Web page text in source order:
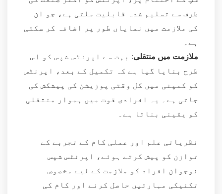
طرف سے تسلیم شدہ قابلیت ملتی ہے، جو ان
کی ملازمت میں نمایاں طور پر اضافہ کر سکتی
ہے۔
ملازمت میں منتقلی: بہت سے اپرنٹس شپس کو اس
طرح بنایا گیا ہے کہ تکمیل کے بعد، اپرنٹس
کو کمپنی میں کل وقتی پوزیشن کی پیشکش کی
جاتی ہے۔ یہ افرادی قوت میں ہموار منتقلی
کو یقینی بناتا ہے۔
نظریاتی علم اور عملی کام کے تجربے کے
توازن کو پیش کرتے ہوئے، اپرنٹس شپس
نوجوان افراد کو ملازمت کے لیے مخصوص
تکنیکی مہارتیں حاصل کرنے اور کام کی